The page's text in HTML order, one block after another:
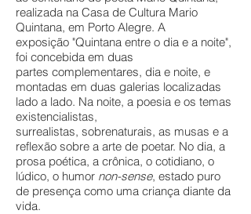
realizada na Casa de Cultura Mario
Quintana, em Porto Alegre. A
exposição "Quintana entre o dia e a noite",
foi concebida em duas
partes complementares, dia e noite, e
montadas em duas galerias localizadas
lado a lado. Na noite, a poesia e os temas
existencialistas,
surrealistas, sobrenaturais, as musas e a
reflexão sobre a arte de poetar. No dia, a
prosa poética, a crônica, o cotidiano, o
lúdico, o humor non-sense, estado puro
de presença como uma criança diante da
vida.